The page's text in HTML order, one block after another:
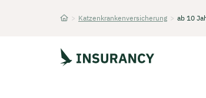
> Katzenkrankenversicherung > ab 10